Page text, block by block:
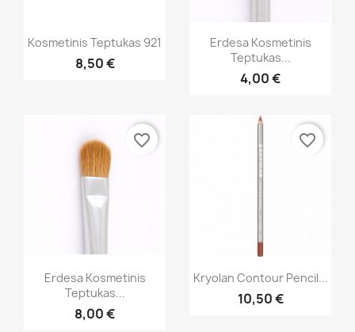
Greita peržiūra
Kosmetinis Teptukas 921
8,50 €
Greita peržiūra
Erdesa Kosmetinis
Teptukas...
4,00 €
Greita peržiūra
Erdesa Kosmetinis
Teptukas...
8,00 €
favorite_border
Greita peržiūra
+16
Kryolan Contour Pencil...
10,50 €
favorite_border